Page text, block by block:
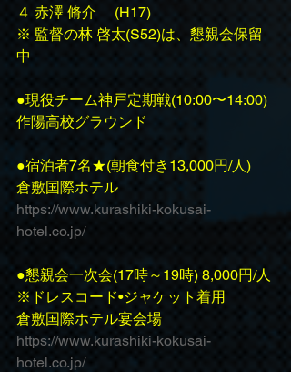
４ 赤澤 脩介　 (H17)
※ 監督の林 啓太(S52)は、懇親会保留
中
●現役チーム神戸定期戦(10:00〜14:00)
作陽高校グラウンド
●宿泊者7名★(朝食付き13,000円/人)
倉敷国際ホテル
https://www.kurashiki-kokusai-
hotel.co.jp/
●懇親会一次会(17時～19時) 8,000円/人
※ドレスコード•ジャケット着用
倉敷国際ホテル宴会場
https://www.kurashiki-kokusai-
hotel.co.jp/